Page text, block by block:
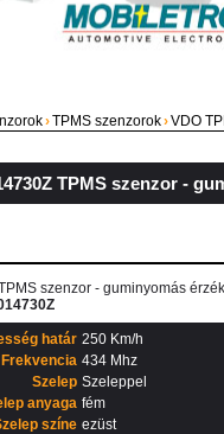
›TPMS szenzorok›VDO
TPMS szenzor -
szenzor - guminyomás
határ 250 Km/h
Frekvencia 434 Mhz
Szelep Szeleppel
anyaga fém
színe ezüst